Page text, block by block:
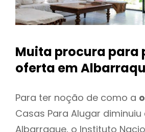
Muita procura para
oferta em
Para ter noção de como a
Casas Para Alugar diminuiu
Albarraque, o Instituto